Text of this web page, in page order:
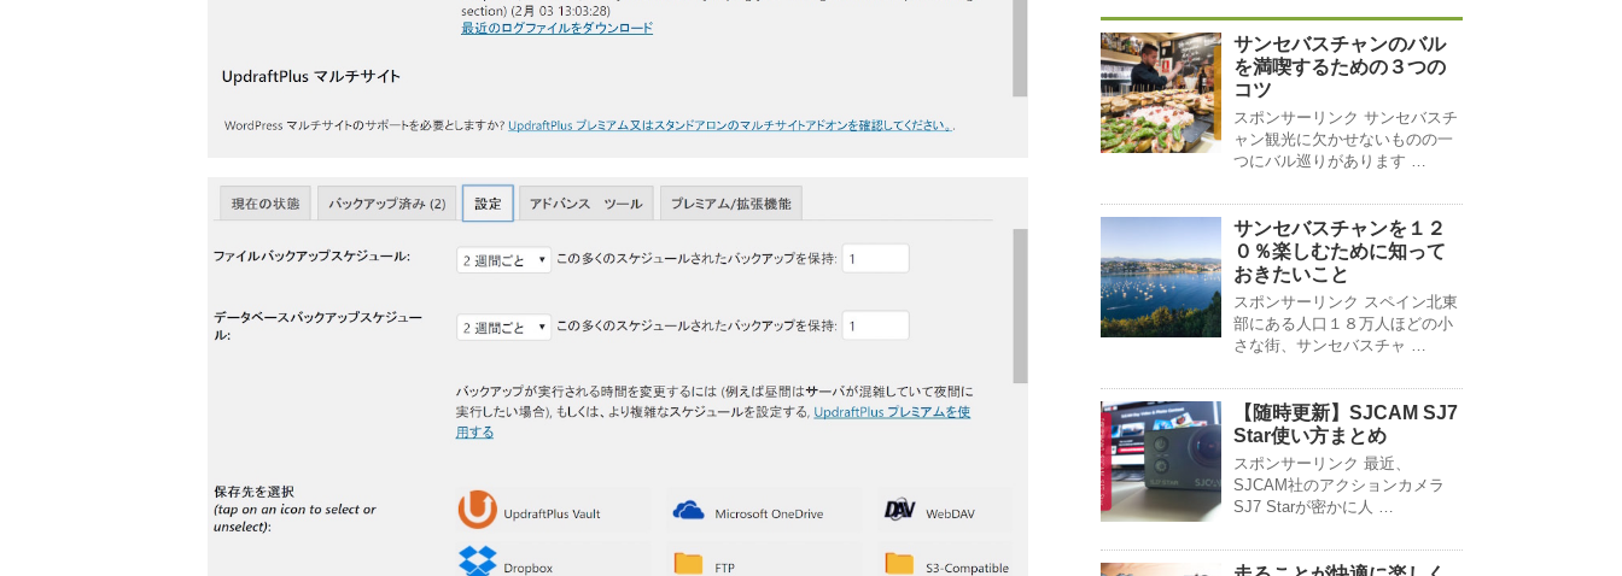
サンセバスチャンのバル
を満喫するための３つの
コツ
スポンサーリンク サンセバスチ
ャン観光に欠かせないものの一
つにバル巡りがあります …
サンセバスチャンを１２
０％楽しむために知って
おきたいこと
スポンサーリンク スペイン北東
部にある人口１８万人ほどの小
さな街、サンセバスチャ …
【随時更新】SJCAM SJ7
Star使い方まとめ
スポンサーリンク 最近、
SJCAM社のアクションカメラ
SJ7 Starが密かに人 …